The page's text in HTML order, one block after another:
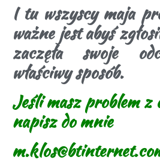
I tu wszyscy maja
ważne jest abyś
zaczęła swoje
właściwy sposób.
Jeśli masz problem z
napisz do mnie